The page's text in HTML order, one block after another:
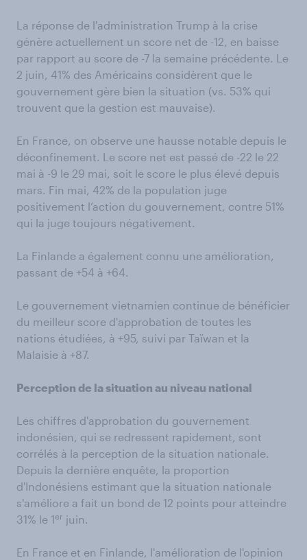
La réponse de l'administration Trump à la crise
génère actuellement un score net de -12, en baisse
par rapport au score de -7 la semaine précédente. Le
2 juin, 41% des Américains considèrent que le
gouvernement gère bien la situation (vs. 53% qui
trouvent que la gestion est mauvaise).
En France, on observe une hausse notable depuis le
déconfinement. Le score net est passé de -22 le 22
mai à -9 le 29 mai, soit le score le plus élevé depuis
mars. Fin mai, 42% de la population juge
positivement l’action du gouvernement, contre 51%
qui la juge toujours négativement.
La Finlande a également connu une amélioration,
passant de +54 à +64.
Le gouvernement vietnamien continue de bénéficier
du meilleur score d'approbation de toutes les
nations étudiées, à +95, suivi par Taïwan et la
Malaisie à +87.
Perception de la situation au niveau national
Les chiffres d'approbation du gouvernement
indonésien, qui se redressent rapidement, sont
corrélés à la perception de la situation nationale.
Depuis la dernière enquête, la proportion
d'Indonésiens estimant que la situation nationale
s'améliore a fait un bond de 12 points pour atteindre
31% le 1er juin.
En France et en Finlande, l'amélioration de l'opinion